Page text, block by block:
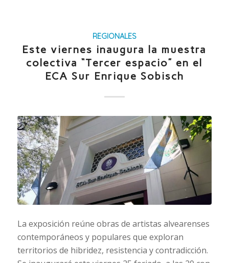
REGIONALES
Este viernes inaugura la muestra
colectiva “Tercer espacio” en el
ECA Sur Enrique Sobisch
La exposición reúne obras de artistas alvearenses
contemporáneos y populares que exploran
territorios de hibridez, resistencia y contradicción.